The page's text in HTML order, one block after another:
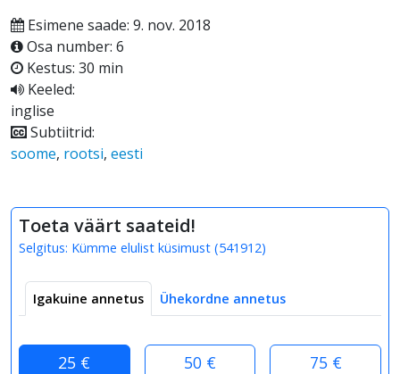
Esimene saade: 9. nov. 2018
Osa number: 6
Kestus: 30 min
Keeled:
inglise
Subtiitrid:
soome, rootsi, eesti
Toeta väärt saateid!
Selgitus: Kümme elulist küsimust (541912)
Igakuine annetus Ühekordne annetus
25 € 50 € 75 €